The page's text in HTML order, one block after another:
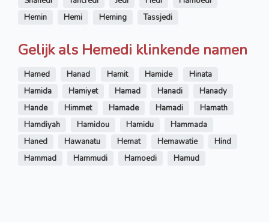
Hemin
Hemi Heming Tassjedi
Gelijk als Hemedi klinkende namen
Hamed Hanad Hamit Hamide
Hinata
Hamida
Hamiyet Hamad Hanadi
Hanady
Hande
Himmet Hamade Hamadi
Hamath
Hamdiyah
Hamidou Hamidu
Hammada
Haned
Hawanatu Hemat Hemawatie
Hind
Hammad
Hammudi Hamoedi Hamud